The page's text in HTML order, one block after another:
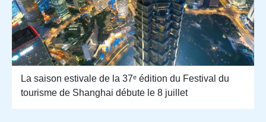
La saison estivale de la 37ᵉ édition du Festival du
tourisme de Shanghai débute le 8 juillet